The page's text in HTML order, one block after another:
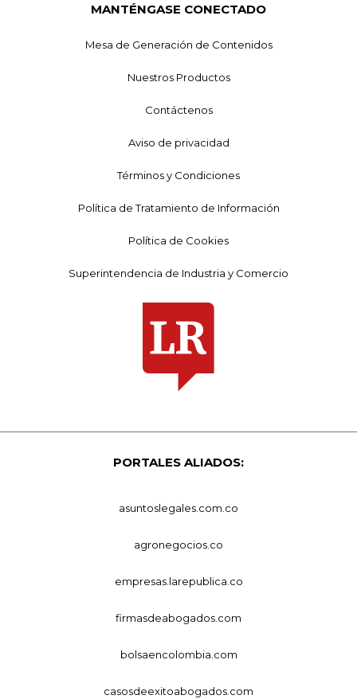
MANTÉNGASE CONECTADO
Mesa de Generación de Contenidos
Nuestros Productos
Contáctenos
Aviso de privacidad
Términos y Condiciones
Política de Tratamiento de Información
Política de Cookies
Superintendencia de Industria y Comercio
PORTALES ALIADOS:
asuntoslegales.com.co
agronegocios.co
empresas.larepublica.co
firmasdeabogados.com
bolsaencolombia.com
casosdeexitoabogados.com